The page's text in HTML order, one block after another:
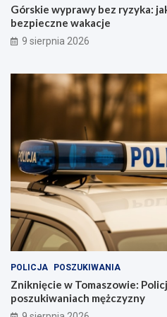
Górskie wyprawy bez ryzyka:
bezpieczne wakacje
9 sierpnia 2026
POLICJA POSZUKIWANIA
Zniknięcie w Tomaszowie:
poszukiwaniach mężczyzny